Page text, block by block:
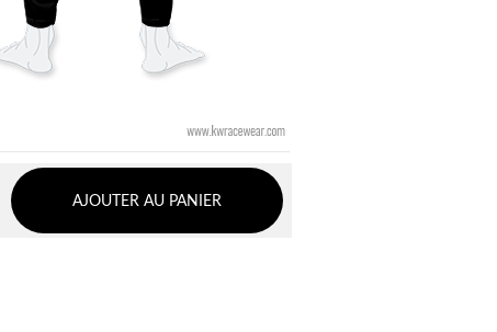
AJOUTER AU PANIER